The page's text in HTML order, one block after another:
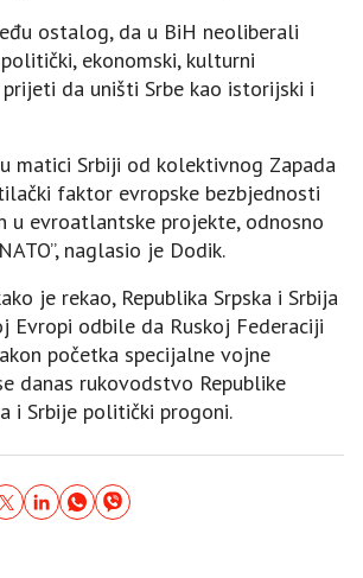
ostalog, da u BiH neoliberali
ekonomski, kulturni
da uništi Srbe kao istorijski i
u matici Srbiji od kolektivnog Zapada
faktor evropske bezbjednosti
u evroatlantske projekte, odnosno
naglasio je Dodik.
je rekao, Republika Srpska i Srbija
Evropi odbile da Ruskoj Federaciji
početka specijalne vojne
danas rukovodstvo Republike
i Srbije politički progoni.